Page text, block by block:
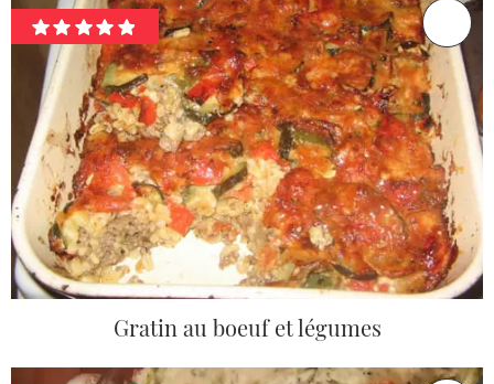
Gratin au boeuf et légumes